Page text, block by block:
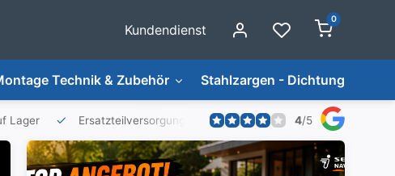
Kundendienst
0
Technik & Zubehör Stahlzargen - Dichtungen
Lager Ersatzteilversorgung 4/5